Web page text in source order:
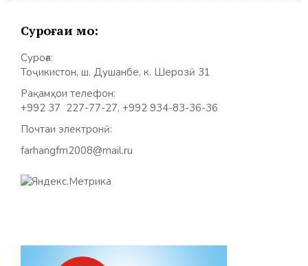
Суроғаи мо:
Суроға:
Тоҷикистон, ш. Душанбе, к. Шерозӣ 31
Рақамҳои телефон:
+992 37 227-77-27, +992 934-83-36-36
Почтаи электронӣ:
farhangfm2008@mail.ru